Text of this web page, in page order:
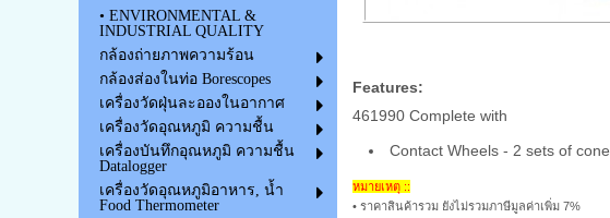
• ENVIRONMENTAL &
INDUSTRIAL QUALITY
กล้องถ่ายภาพความร้อน
กล้องส่องในท่อ Borescopes
เครื่องวัดฝุ่นละอองในอากาศ
เครื่องวัดอุณหภูมิ ความชื้น
เครื่องบันทึกอุณหภูมิ ความชื้น
Datalogger
เครื่องวัดอุณหภูมิอาหาร, น้ำ
Food Thermometer
Features:
461990 Complete with
Contact Wheels - 2 sets of
หมายเหตุ ::
• ราคาสินค้ารวม ยังไม่รวมภาษีมูลค่าเพิ่ม 7%